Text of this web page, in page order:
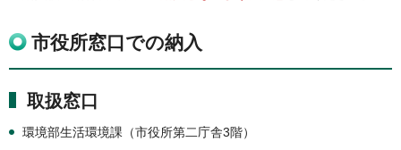
市役所窓口での納入
取扱窓口
環境部生活環境課（市役所第二庁舎3階）